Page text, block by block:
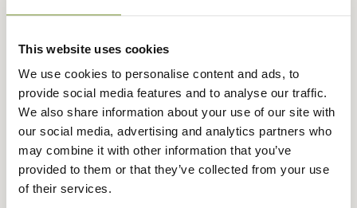
This website uses cookies
We use cookies to personalise content and ads, to
provide social media features and to analyse our traffic.
We also share information about your use of our site with
our social media, advertising and analytics partners who
may combine it with other information that you’ve
provided to them or that they’ve collected from your use
of their services.
Gegevensblad
Samenstelling 100% katoen
Doublure 35% katoen, 65% polyester
Materiaal Geolied katoen
Kleuren Groen
Geslacht Vrouwen